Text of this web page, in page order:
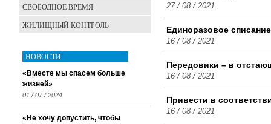
27 / 08 / 2021
Единоразовое списание
16 / 08 / 2021
Передовики – в
16 / 08 / 2021
Привести в
16 / 08 / 2021
СВОБОДНОЕ ВРЕМЯ
ЖИЛИЩНЫЙ КОНТРОЛЬ
НОВОСТИ
«Вместе мы спасем больше
жизней»
01 / 07 / 2024
«Не хочу допустить, чтобы